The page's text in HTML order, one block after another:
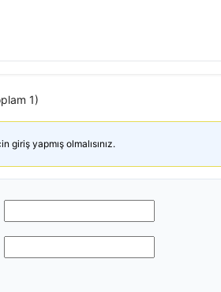
1)
giriş yapmış olmalısınız.